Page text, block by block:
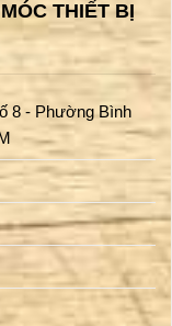
THIẾT BỊ
8 - Phường Bình